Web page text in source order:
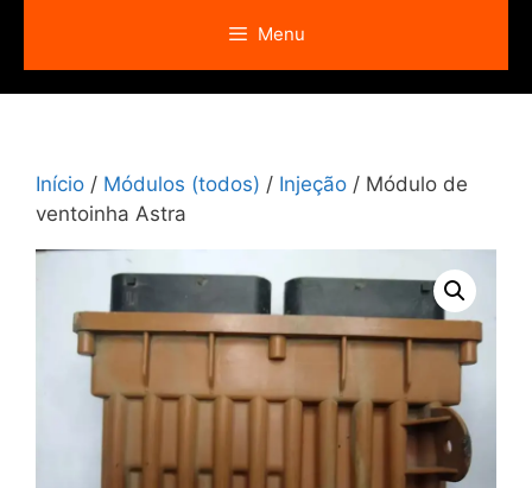
Menu
Início / Módulos (todos) / Injeção / Módulo de
ventoinha Astra